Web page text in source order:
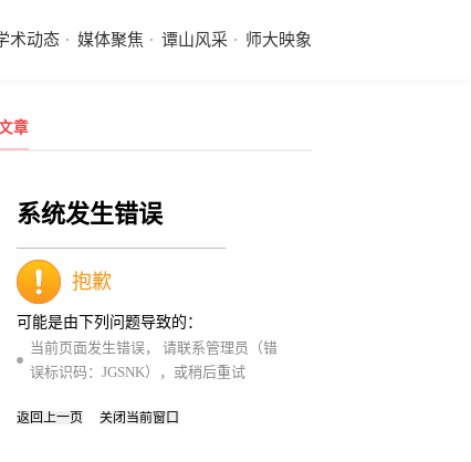
术动态 媒体聚焦 谭山风采 师大映象
章
系统发生错误
抱歉
可能是由下列问题导致的：
当前页面发生错误， 请联系管理员（错
误标识码：JGSNK），或稍后重试